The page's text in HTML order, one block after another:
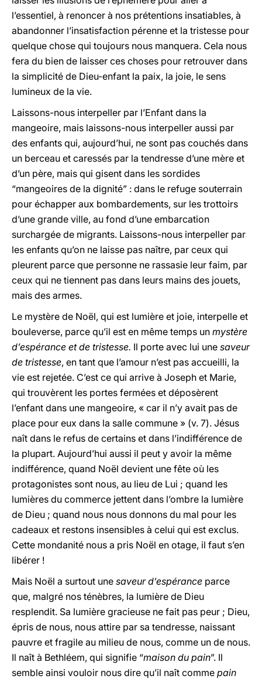
l’essentiel, à renoncer à nos prétentions insatiables, à
abandonner l’insatisfaction pérenne et la tristesse pour
quelque chose qui toujours nous manquera. Cela nous
fera du bien de laisser ces choses pour retrouver dans
la simplicité de Dieu-enfant la paix, la joie, le sens
lumineux de la vie.
Laissons-nous interpeller par l’Enfant dans la
mangeoire, mais laissons-nous interpeller aussi par
des enfants qui, aujourd’hui, ne sont pas couchés dans
un berceau et caressés par la tendresse d’une mère et
d’un père, mais qui gisent dans les sordides
“mangeoires de la dignité” : dans le refuge souterrain
pour échapper aux bombardements, sur les trottoirs
d’une grande ville, au fond d’une embarcation
surchargée de migrants. Laissons-nous interpeller par
les enfants qu’on ne laisse pas naître, par ceux qui
pleurent parce que personne ne rassasie leur faim, par
ceux qui ne tiennent pas dans leurs mains des jouets,
mais des armes.
Le mystère de Noël, qui est lumière et joie, interpelle et
bouleverse, parce qu’il est en même temps un mystère
d’espérance et de tristesse. Il porte avec lui une saveur
de tristesse, en tant que l’amour n’est pas accueilli, la
vie est rejetée. C’est ce qui arrive à Joseph et Marie,
qui trouvèrent les portes fermées et déposèrent
l’enfant dans une mangeoire, « car il n’y avait pas de
place pour eux dans la salle commune » (v. 7). Jésus
naît dans le refus de certains et dans l’indifférence de
la plupart. Aujourd’hui aussi il peut y avoir la même
indifférence, quand Noël devient une fête où les
protagonistes sont nous, au lieu de Lui ; quand les
lumières du commerce jettent dans l’ombre la lumière
de Dieu ; quand nous nous donnons du mal pour les
cadeaux et restons insensibles à celui qui est exclus.
Cette mondanité nous a pris Noël en otage, il faut s’en
libérer !
Mais Noël a surtout une saveur d’espérance parce
que, malgré nos ténèbres, la lumière de Dieu
resplendit. Sa lumière gracieuse ne fait pas peur ; Dieu,
épris de nous, nous attire par sa tendresse, naissant
pauvre et fragile au milieu de nous, comme un de nous.
Il naît à Bethléem, qui signifie “maison du pain”. Il
semble ainsi vouloir nous dire qu’il naît comme pain